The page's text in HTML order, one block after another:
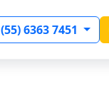
6363 7451